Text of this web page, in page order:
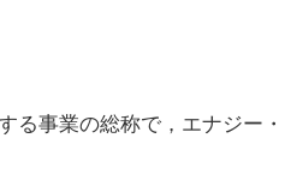
る事業の総称で，エナジー・